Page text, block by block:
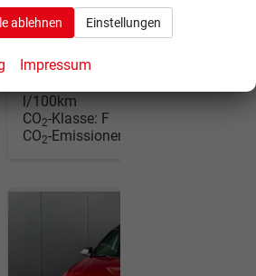
34.250,– €
incl. 19% MwSt.
l/100km
CO2-Klasse: F
CO2-Emissionen:
ablehnen Einstellungen
Impressum